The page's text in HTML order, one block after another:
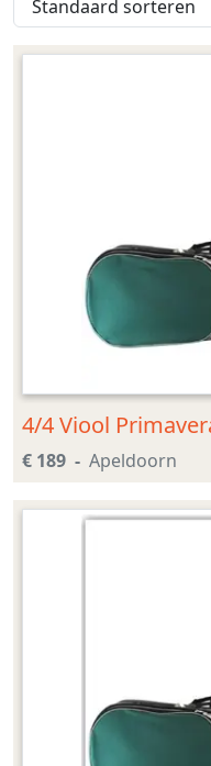
4/4 Viool
€ 189 Apeldoorn